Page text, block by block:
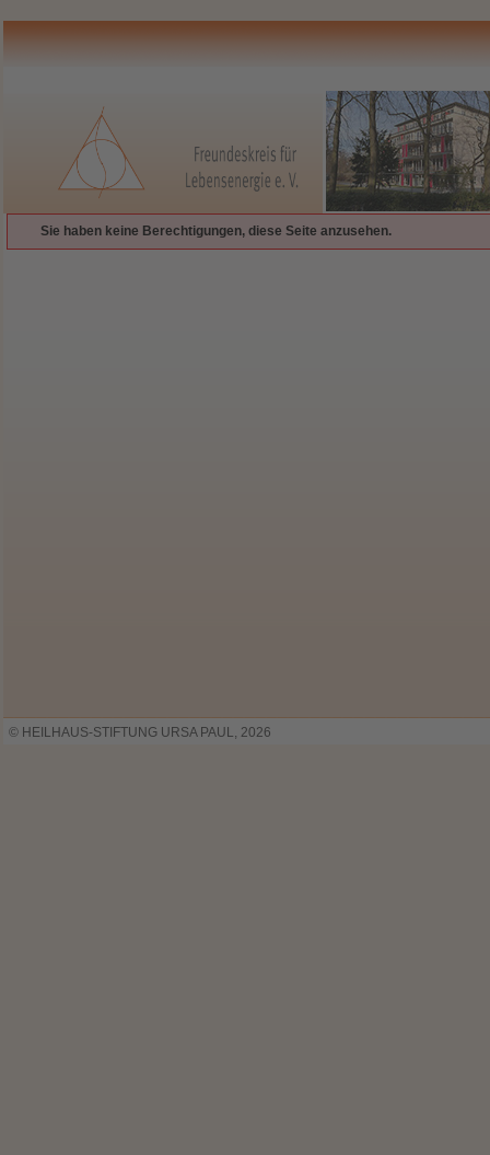
Sie haben keine Berechtigungen, diese Seite anzusehen.
© HEILHAUS-STIFTUNG URSA PAUL, 2026